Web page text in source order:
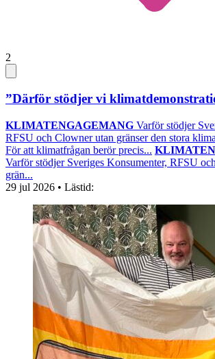
2
”Därför stödjer vi
KLIMATENGAGEMANG Varför stödjer
RFSU och Clowner utan gränser den stora
För att klimatfrågan berör precis...
Varför stödjer Sveriges Konsumenter, RFSU
grän...
29 jul 2026 • Lästid: